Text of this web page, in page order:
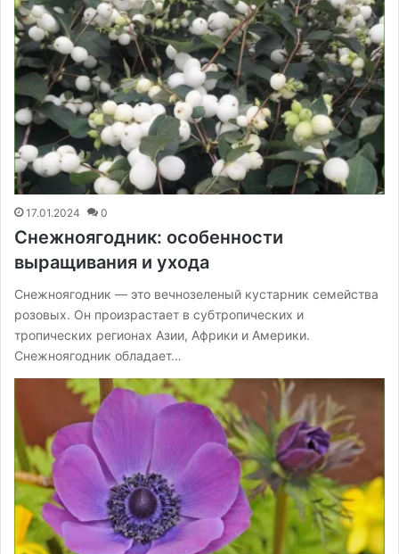
17.01.2024 0
Снежноягодник: особенности
выращивания и ухода
Снежноягодник — это вечнозеленый кустарник семейства
розовых. Он произрастает в субтропических и
тропических регионах Азии, Африки и Америки.
Снежноягодник обладает…